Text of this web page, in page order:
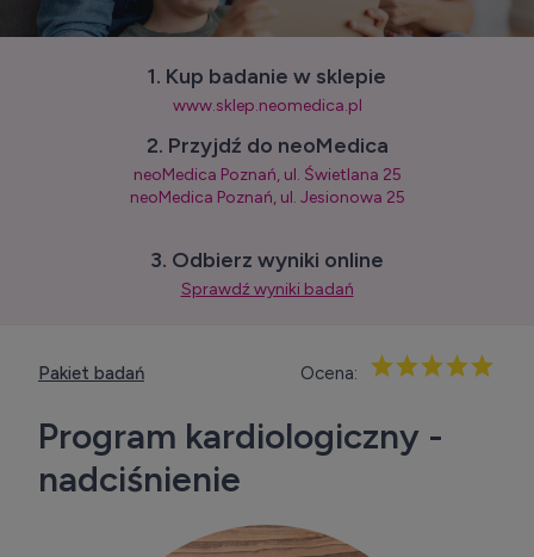
1. Kup badanie w sklepie
www.sklep.neomedica.pl
2. Przyjdź do neoMedica
neoMedica Poznań, ul. Świetlana 25
neoMedica Poznań, ul. Jesionowa 25
3. Odbierz wyniki online
Sprawdź wyniki badań
Ocena:
Pakiet badań
Program kardiologiczny -
nadciśnienie